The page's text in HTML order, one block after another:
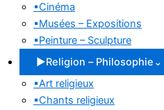
▪Cinéma
▪Musées – Expositions
▪Peinture – Sculpture
▶Religion – Philosophie ⌄
▪Art religieux
▪Chants religieux